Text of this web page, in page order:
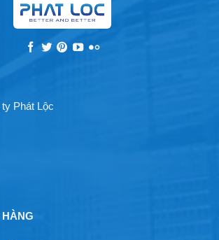
Phát Lộc